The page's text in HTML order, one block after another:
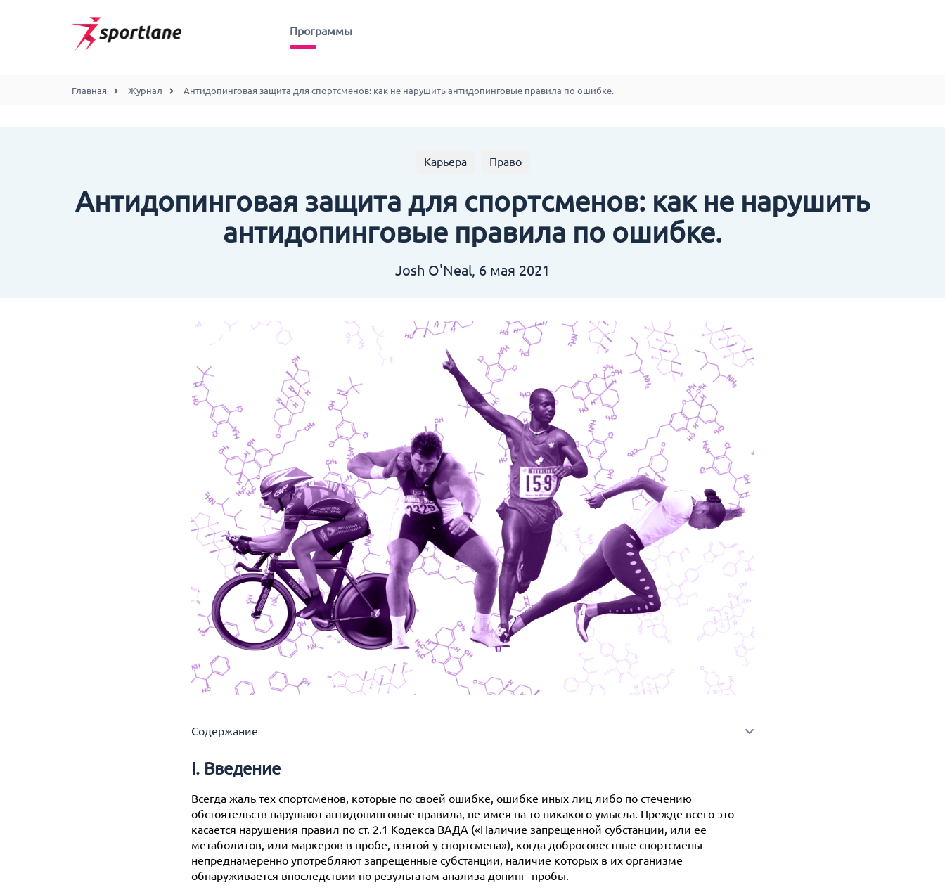
Программы
Главная Журнал Антидопинговая защита для спортсменов: как не нарушить антидопинговые правила по ошибке.
Карьера Право
Антидопинговая защита для спортсменов: как не нарушить
антидопинговые правила по ошибке.
Josh O'Neal, 6 мая 2021
Содержание
I. Введение
III. Другие рекомендации
A. Покупайте продукты на проверенных площадках
Б. Сохраняйте продукт (остатки), упаковку, чеки.
В. Сохраняйте переписку (документы)
Г. Ведите дневник
IV. Заключение
I. Введение
Всегда жаль тех спортсменов, которые по своей ошибке, ошибке иных лиц либо по стечению
обстоятельств нарушают антидопинговые правила, не имея на то никакого умысла. Прежде всего это
касается нарушения правил по ст. 2.1 Кодекса ВАДА («Наличие запрещенной субстанции, или ее
метаболитов, или маркеров в пробе, взятой у спортсмена»), когда добросовестные спортсмены
непреднамеренно употребляют запрещенные субстанции, наличие которых в их организме
обнаруживается впоследствии по результатам анализа допинг- пробы.